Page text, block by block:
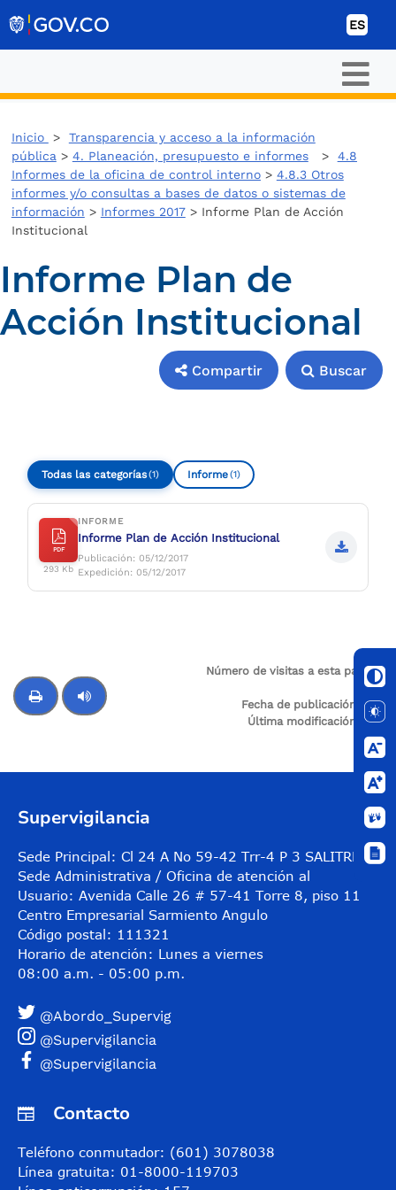
ES
Inicio > Transparencia y acceso a la información
pública > 4. Planeación, presupuesto e informes> 4.8
Informes de la oficina de control interno> 4.8.3 Otros
informes y/o consultas a bases de datos o sistemas de
información > Informes 2017> Informe Plan de Acción
Institucional
Informe Plan de
Acción Institucional
Compartir Buscar
Todas las categorías(1) Informe(1)
PDF
293 Kb
INFORME
Informe Plan de Acción Institucional
Publicación: 05/12/2017
Expedición: 05/12/2017
Número de visitas a esta página:
0
Fecha de publicación: N/A
Última modificación: N/A
Supervigilancia
Sede Principal: Cl 24 A No 59-42 Trr-4 P 3 SALITRE
Sede Administrativa / Oficina de atención al
Usuario: Avenida Calle 26 # 57-41 Torre 8, piso 11
Centro Empresarial Sarmiento Angulo
Código postal: 111321
Horario de atención: Lunes a viernes
08:00 a.m. - 05:00 p.m.
@Abordo_Supervig
@Supervigilancia
@Supervigilancia
Contacto
Teléfono conmutador: (601) 3078038
Línea gratuita: 01-8000-119703